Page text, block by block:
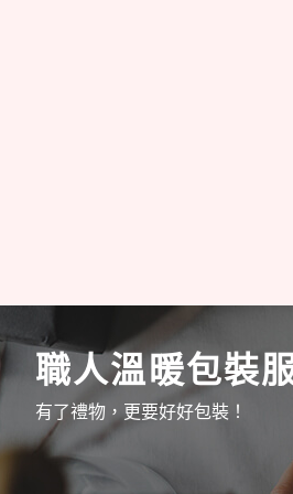
職人溫暖包裝
有了禮物，更要好好包裝！